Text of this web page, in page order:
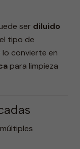
ser diluido
tipo de
lo convierte en
para limpieza